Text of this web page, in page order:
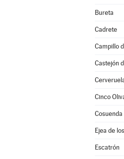
Bureta
Cadrete
Campillo
Castejón
Cinco
Cosuenda
Ejea de
Escatrón